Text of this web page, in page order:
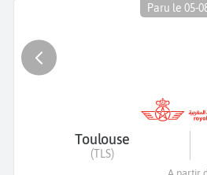
Paru le 05-
Toulouse
(TLS)